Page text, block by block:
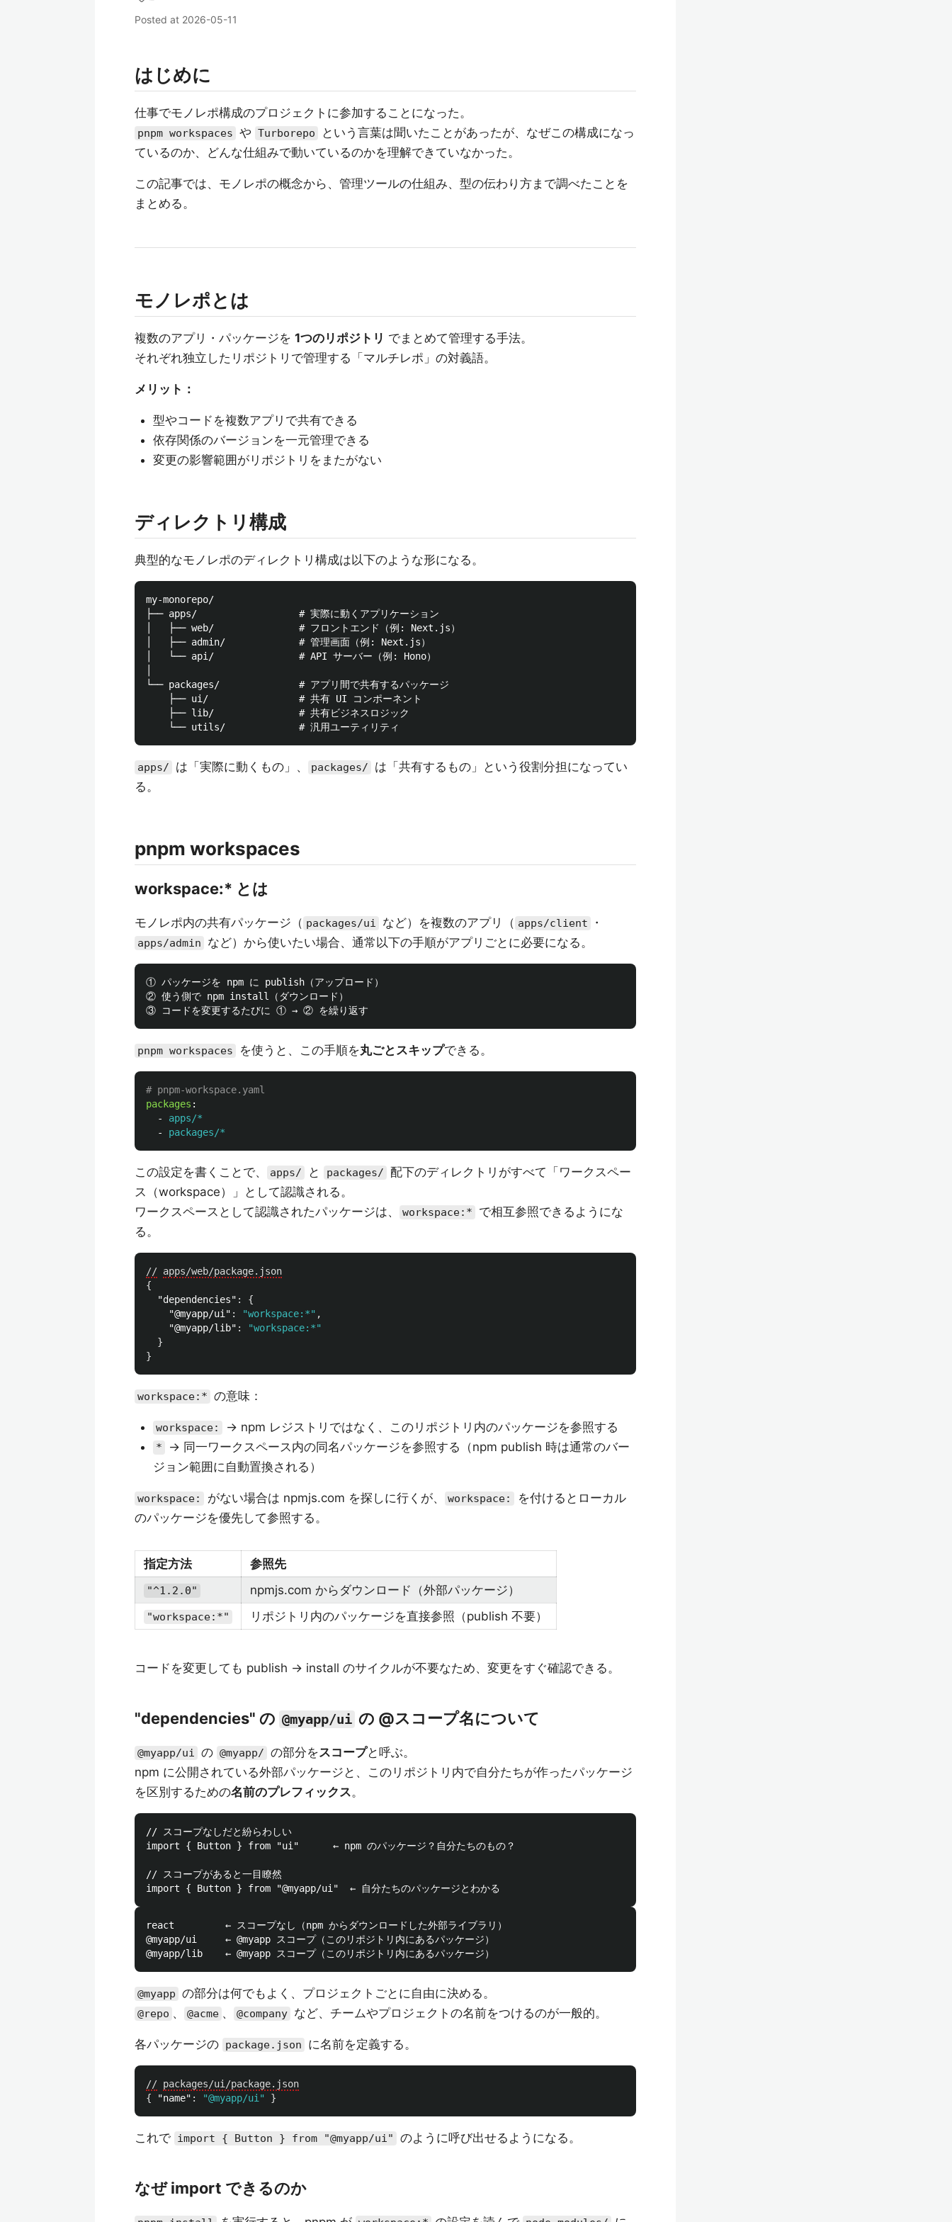
Posted at 2026-05-11
はじめに
仕事でモノレポ構成のプロジェクトに参加することになった。
pnpm workspaces や Turborepo
という言葉は聞いたことがあったが、なぜこの構成になっ
ているのか、どんな仕組みで動いているのかを理解できていなかった。
この記事では、モノレポの概念から、管理ツールの仕組み、型の伝わり方まで調べたことを
まとめる。
モノレポとは
複数のアプリ・パッケージを 1つのリポジトリ でまとめて管理する手法。
それぞれ独立したリポジトリで管理する「マルチレポ」の対義語。
メリット：
型やコードを複数アプリで共有できる
依存関係のバージョンを一元管理できる
変更の影響範囲がリポジトリをまたがない
ディレクトリ構成
典型的なモノレポのディレクトリ構成は以下のような形になる。
my-monorepo/
├── apps/                  # 実際に動くアプリケーション
│   ├── web/               # フロントエンド（例: Next.js）
│   ├── admin/             # 管理画面（例: Next.js）
│   └── api/               # API サーバー（例: Hono）
└── packages/              # アプリ間で共有するパッケージ
    ├── ui/                # 共有 UI コンポーネント
    ├── lib/               # 共有ビジネスロジック
apps/ は「実際に動くもの」、 packages/
は「共有するもの」という役割分担になってい
る。
pnpm workspaces
workspace:* とは
モノレポ内の共有パッケージ（ packages/ui など）を複数のアプリ（ apps/client ・
apps/admin など）から使いたい場合、通常以下の手順がアプリごとに必要になる。
① パッケージを npm に publish（アップロード）
② 使う側で npm install（ダウンロード）
pnpm workspaces を使うと、この手順を丸ごとスキップできる。
# pnpm-workspace.yaml
packages :
-
apps/*
-
packages/*
この設定を書くことで、 apps/ と packages/ 配下のディレクトリがすべて「ワークスペー
ス（workspace）」として認識される。
ワークスペースとして認識されたパッケージは、
workspace:*
で相互参照できるようにな
る。
// apps/web/package.json
{
"dependencies" :
{
"@myapp/ui" : "workspace:*" ,
"@myapp/lib" :
"workspace:*"
}
}
workspace:* の意味：
workspace: → npm レジストリではなく、このリポジトリ内のパッケージを参照する
*
→ 同一ワークスペース内の同名パッケージを参照する（npm publish 時は通常のバー
ジョン範囲に自動置換される）
workspace: がない場合は npmjs.com を探しに行くが、 workspace:
を付けるとローカル
のパッケージを優先して参照する。
指定方法 参照先
"^1.2.0" npmjs.com からダウンロード（外部パッケージ）
"workspace:*" リポジトリ内のパッケージを直接参照（publish 不要）
コードを変更しても publish → install のサイクルが不要なため、変更をすぐ確認できる。
"dependencies" の @myapp/ui の @スコープ名について
@myapp/ui の @myapp/ の部分をスコープと呼ぶ。
npm に公開されている外部パッケージと、このリポジトリ内で自分たちが作ったパッケージ
を区別するための名前のプレフィックス。
// スコープなしだと紛らわしい
import { Button } from "ui"      ← npm のパッケージ？自分たちのもの？
// スコープがあると一目瞭然
react         ← スコープなし（npm からダウンロードした外部ライブラリ）
@myapp/ui     ← @myapp スコープ（このリポジトリ内にあるパッケージ）
@myapp の部分は何でもよく、プロジェクトごとに自由に決める。
@repo 、 @acme 、 @company など、チームやプロジェクトの名前をつけるのが一般的。
各パッケージの package.json に名前を定義する。
// packages/ui/package.json
{
"name" : "@myapp/ui" }
これで import { Button } from "@myapp/ui" のように呼び出せるようになる。
なぜ import できるのか